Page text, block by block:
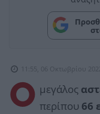
11:55, 06 Οκτωβρίου 2022
Ο μεγάλος
περίπου 66